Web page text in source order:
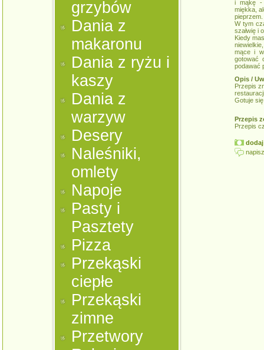
grzybów
Dania z
makaronu
Dania z ryżu i
kaszy
Dania z
warzyw
Desery
Naleśniki,
omlety
Napoje
Pasty i
Pasztety
Pizza
Przekąski
ciepłe
Przekąski
zimne
Przetwory
i mąkę -
miękka,
W tym
szałwię i
Kiedy
mące i
gotować
podawać
Opis /
Przepis
Gotuje
Przepis
Przepis